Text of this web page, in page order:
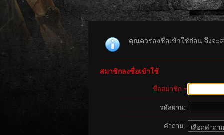
คุณควรลงชื่อเข้าใช้ก่อน จึงจะ
สมาชิกลงชื่อเข้าใช้
ชื่อสมาชิก
รหัสผ่าน:
คำถาม: